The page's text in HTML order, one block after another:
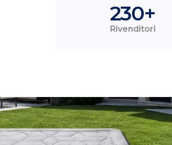
Rivenditori
230+